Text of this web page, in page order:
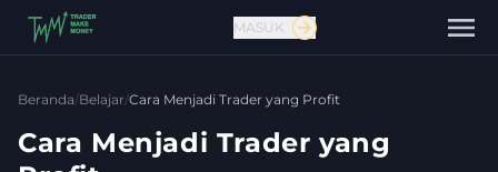
MASUK
Beranda/Belajar/Cara Menjadi Trader yang Profit
Cara Menjadi Trader yang